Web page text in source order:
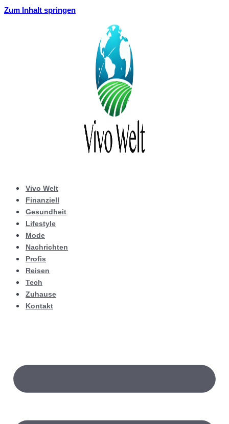
Zum Inhalt springen
Vivo Welt
Finanziell
Gesundheit
Lifestyle
Mode
Nachrichten
Profis
Reisen
Tech
Zuhause
Kontakt